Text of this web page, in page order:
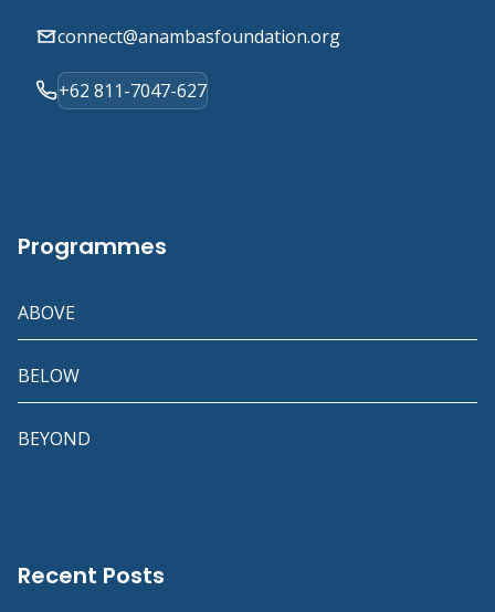
connect@anambasfoundation.org
+62 811-7047-627
Programmes
ABOVE
BELOW
BEYOND
Recent Posts